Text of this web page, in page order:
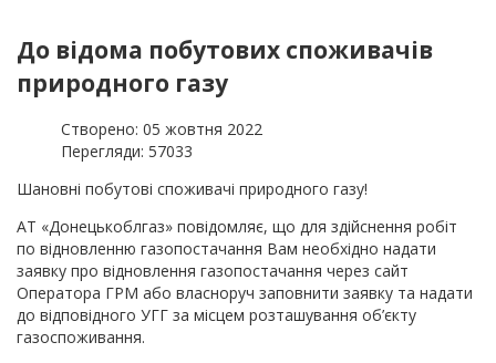
До відома побутових споживачів
природного газу
Створено: 05 жовтня 2022
Перегляди: 57033
Шановні побутові споживачі природного газу!
АТ «Донецькоблгаз» повідомляє, що для здійснення робіт
по відновленню газопостачання Вам необхідно надати
заявку про відновлення газопостачання через сайт
Оператора ГРМ або власноруч заповнити заявку та надати
до відповідного УГГ за місцем розташування об’єкту
газоспоживання.